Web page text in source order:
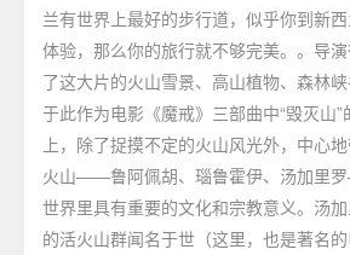
兰有世界上最好的步行道，似乎你到新
体验，那么你的旅行就不够完美。。导
了这大片的火山雪景、高山植物、森林
于此作为电影《魔戒》三部曲中“毁灭山
上，除了捉摸不定的火山风光外，中心
火山——鲁阿佩胡、瑙鲁霍伊、汤加里
世界里具有重要的文化和宗教意义。汤
的活火山群闻名于世（这里，也是著名